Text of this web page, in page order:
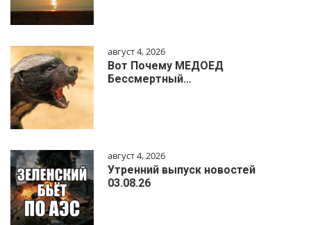
август 4, 2026
Вот Почему МЕДОЕД
Бессмертный…
август 4, 2026
Утренний выпуск новостей
03.08.26